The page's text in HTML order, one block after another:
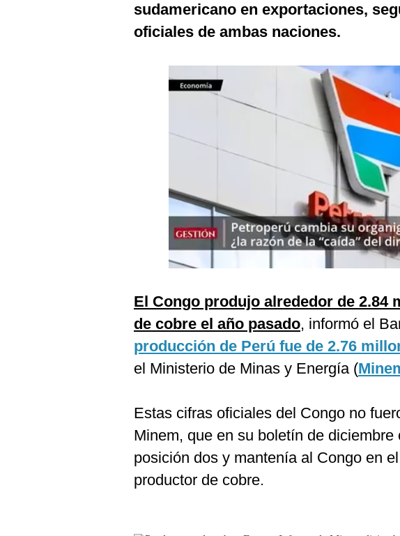
sudamericano en exportaciones,
oficiales de ambas naciones.
El Congo produjo alrededor de 2.84
de cobre el año pasado, informó el
producción de Perú fue de 2.76
el Ministerio de Minas y Energía (
Estas cifras oficiales del Congo no
Minem, que en su boletín de
posición dos y mantenía al Congo en
productor de cobre.